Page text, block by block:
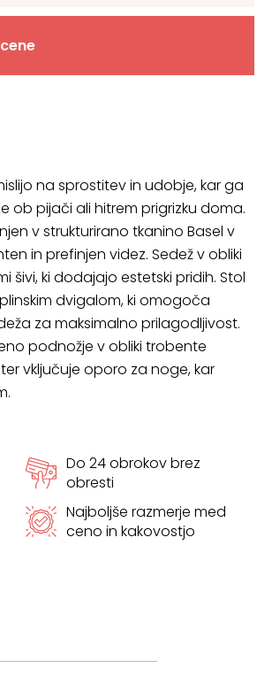
na sprostitev in udobje, kar ga
ob pijači ali hitrem prigrizku doma.
v strukturirano tkanino Basel v
in prefinjen videz. Sedež v obliki
šivi, ki dodajajo estetski pridih. Stol
dvigalom, ki omogoča
za maksimalno prilagodljivost.
podnožje v obliki trobente
vključuje oporo za noge, kar
Do 24 obrokov brez
obresti
Najboljše razmerje med
ceno in kakovostjo